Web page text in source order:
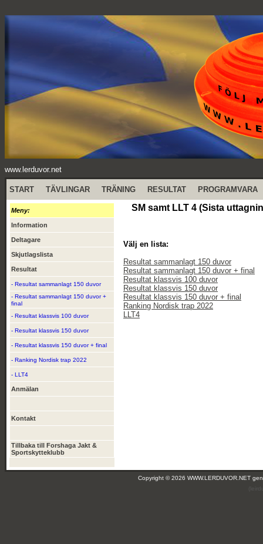
www.lerduvor.net
START TÄVLINGAR TRÄNING RESULTAT PROGRAMVARA
Meny:
Information
Deltagare
Skjutlagslista
Resultat
- Resultat sammanlagt 150 duvor
- Resultat sammanlagt 150 duvor +
final
- Resultat klassvis 100 duvor
- Resultat klassvis 150 duvor
- Resultat klassvis 150 duvor + final
- Ranking Nordisk trap 2022
- LLT4
Anmälan
Kontakt
Tillbaka till Forshaga Jakt &
Sportskytteklubb
SM samt LLT 4 (Sista
Välj en lista:
Resultat sammanlagt 150 duvor
Resultat sammanlagt 150 duvor + final
Resultat klassvis 100 duvor
Resultat klassvis 150 duvor
Resultat klassvis 150 duvor + final
Ranking Nordisk trap 2022
LLT4
Copyright © 2026 WWW.LERDUVOR.NET